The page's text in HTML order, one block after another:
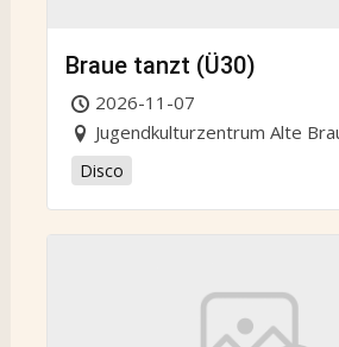
Braue tanzt (Ü30)
2026-11-07
Jugendkulturzentrum Alte
Disco